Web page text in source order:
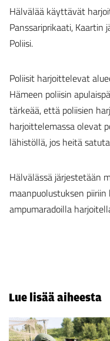
Hälvälää käyttävät
Panssariprikaati,
Poliisi.
Poliisit harjoittelevat
Hämeen poliisin
tärkeää, että poliisien
harjoittelemassa olevat
lähistöllä, jos heitä
Hälvälässä järjestetään
maanpuolustuksen
ampumaradoilla
Lue lisää aiheesta